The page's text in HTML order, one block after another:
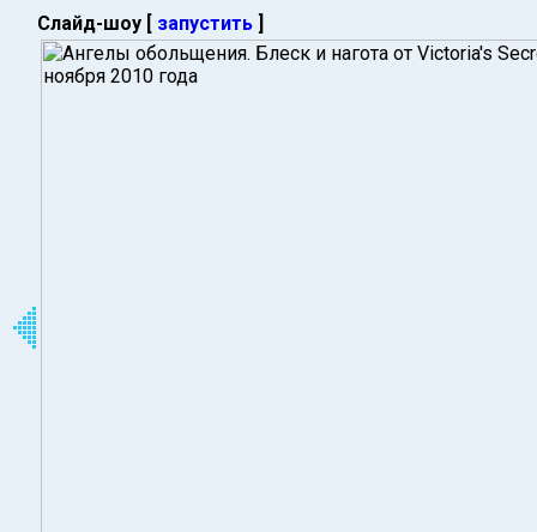
Слайд-шоу [ запустить ]